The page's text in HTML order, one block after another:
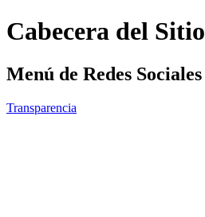
Cabecera del Sitio
Menú de Redes Sociales
Transparencia